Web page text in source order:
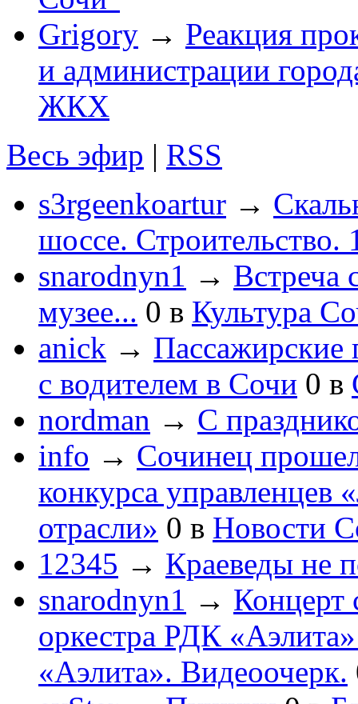
Grigory → Реакция
и администрации
ЖКХ
Весь эфир | RSS
s3rgeenkoartur →
шоссе. Строительство.
snarodnyn1 → Встреча
музее... 0 в Культура
anick → Пассажирские
с водителем в Сочи 0 в
nordman → С
info → Сочинец
конкурса управленцев
отрасли» 0 в Новости
12345 → Краеведы не
snarodnyn1 → Концерт
оркестра РДК
«Аэлита». Видеоочерк.